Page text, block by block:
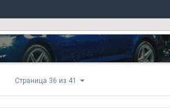
Страница 36 из 41